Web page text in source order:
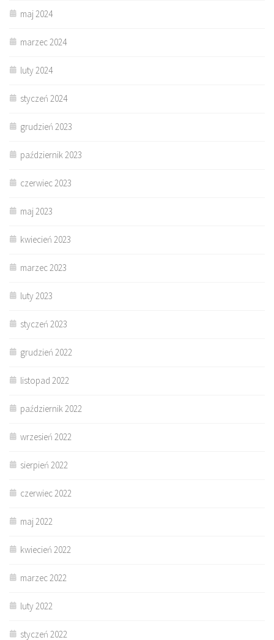
maj 2024
marzec 2024
luty 2024
styczeń 2024
grudzień 2023
październik 2023
czerwiec 2023
maj 2023
kwiecień 2023
marzec 2023
luty 2023
styczeń 2023
grudzień 2022
listopad 2022
październik 2022
wrzesień 2022
sierpień 2022
czerwiec 2022
maj 2022
kwiecień 2022
marzec 2022
luty 2022
styczeń 2022